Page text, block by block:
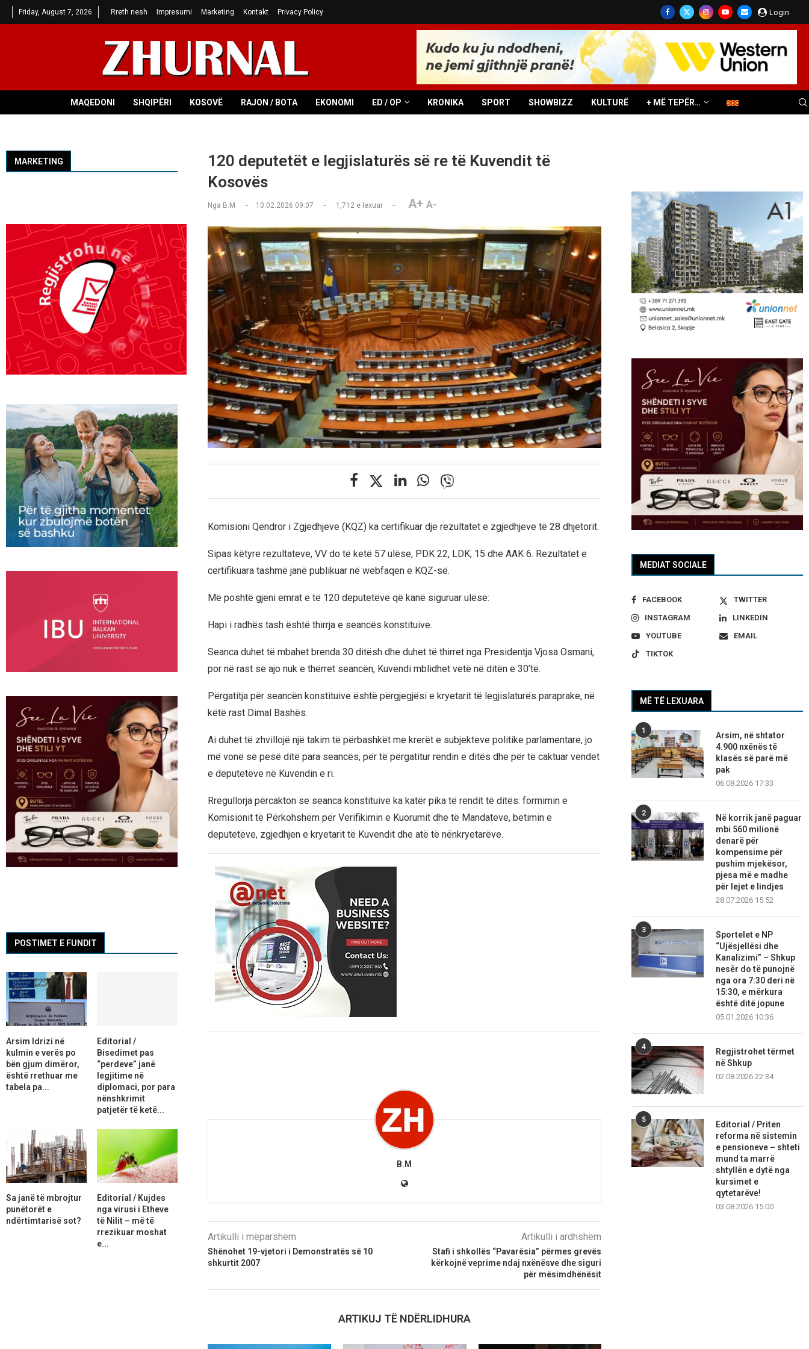
Friday, August 7, 2026 Rreth nesh Impresumi Marketing Kontakt Privacy Policy Login
MAQEDONI SHQIPËRI KOSOVË RAJON / BOTA EKONOMI ED / OP KRONIKA SPORT SHOWBIZZ KULTURË + MË TEPËR…
120 deputetët e legjislaturës së re të Kuvendit të
Kosovës
Nga B.M 10.02.2026 09:07 1,712e lexuar A+ A-
Komisioni Qendror i Zgjedhjeve (KQZ) ka certifikuar dje rezultatet e zgjedhjeve të 28 dhjetorit.
Sipas këtyre rezultateve, VV do të ketë 57 ulëse, PDK 22, LDK, 15 dhe AAK 6. Rezultatet e
certifikuara tashmë janë publikuar në webfaqen e KQZ-së.
Më poshtë gjeni emrat e të 120 deputetëve që kanë siguruar ulëse:
Hapi i radhës tash është thirrja e seancës konstituive.
Seanca duhet të mbahet brenda 30 ditësh dhe duhet të thirret nga Presidentja Vjosa Osmani,
por në rast se ajo nuk e thërret seancën, Kuvendi mblidhet vetë në ditën e 30’të.
Përgatitja për seancën konstituive është përgjegjësi e kryetarit të legjislaturës paraprake, në
këtë rast Dimal Bashës.
Ai duhet të zhvillojë një takim të përbashkët me krerët e subjekteve politike parlamentare, jo
më vonë se pesë ditë para seancës, për të përgatitur rendin e ditës dhe për të caktuar vendet
e deputetëve në Kuvendin e ri.
Rregullorja përcakton se seanca konstituive ka katër pika të rendit të ditës: formimin e
Komisionit të Përkohshëm për Verifikimin e Kuorumit dhe të Mandateve, betimin e
deputetëve, zgjedhjen e kryetarit të Kuvendit dhe atë të nënkryetarëve.
B.M
Artikulli i mëparshëm
Shënohet 19-vjetori i Demonstratës së 10
shkurtit 2007
Artikulli i ardhshëm
Stafi i shkollës “Pavarësia” përmes grevës
kërkojnë veprime ndaj nxënësve dhe siguri
për mësimdhënësit
ARTIKUJ TË NDËRLIDHURA
MEDIAT SOCIALE
FACEBOOK
TWITTER
INSTAGRAM
LINKEDIN
YOUTUBE
EMAIL
TIKTOK
MË TË LEXUARA
1
Arsim, në shtator
4.900 nxënës të
klasës së parë më
pak
06.08.2026 17:33
2
Në korrik janë paguar
mbi 560 milionë
denarë për
kompensime për
pushim mjekësor,
pjesa më e madhe
për lejet e lindjes
28.07.2026 15:52
3
Sportelet e NP
“Ujësjellësi dhe
Kanalizimi” – Shkup
nesër do të punojnë
nga ora 7:30 deri në
15:30, e mërkura
është ditë jopune
05.01.2026 10:36
4
Regjistrohet tërmet
në Shkup
02.08.2026 22:34
5
Editorial / Priten
reforma në sistemin
e pensioneve – shteti
mund ta marrë
shtyllën e dytë nga
kursimet e
qytetarëve!
03.08.2026 15:00
MARKETING
POSTIMET E FUNDIT
Arsim Idrizi në
kulmin e verës po
bën gjum dimëror,
është rrethuar me
tabela pa...
Editorial /
Bisedimet pas
“perdeve” janë
legjitime në
diplomaci, por para
nënshkrimit
patjetër të ketë...
Sa janë të mbrojtur
punëtorët e
ndërtimtarisë sot?
Editorial / Kujdes
nga virusi i Etheve
të Nilit – më të
rrezikuar moshat
e...